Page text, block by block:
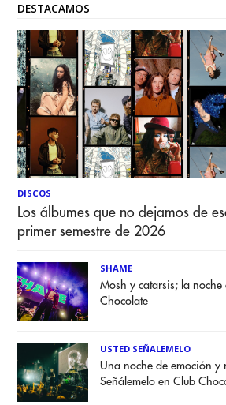
DESTACAMOS
DISCOS
Los álbumes que no dejamos de
primer semestre de 2026
SHAME
Mosh y catarsis; la noche
Chocolate
USTED SEÑALEMELO
Una noche de emoción y
Señálemelo en Club